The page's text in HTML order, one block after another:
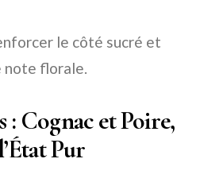
le côté sucré et
note florale.
Cognac et Poire,
Pur